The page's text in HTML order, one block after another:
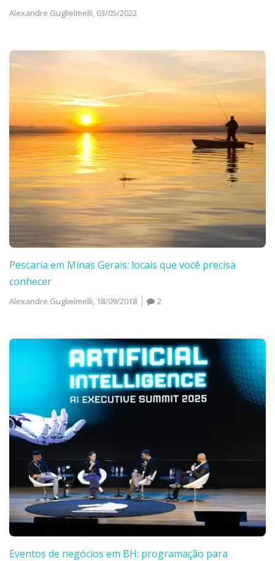
Alexandre Guglielmelli, 03/05/2022
Pescaria em Minas Gerais: locais que você precisa
conhecer
Alexandre Guglielmelli, 18/09/2018 2
Eventos de negócios em BH: programação para